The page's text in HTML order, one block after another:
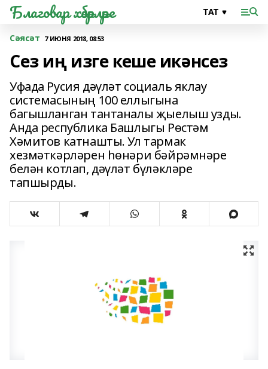
Благовар хәбәрләре
Сәясәт 7 ИЮНЯ 2018, 08:53
Сез иң изге кеше икәнсез
Уфада Русия дәүләт социаль яклау
системасының 100 еллыгына
багышланган тантаналы җыелыш узды.
Анда республика Башлыгы Рөстәм
Хәмитов катнашты. Ул тармак
хезмәткәрләрен һөнәри бәйрәмнәре
белән котлап, дәүләт бүләкләре
тапшырды.